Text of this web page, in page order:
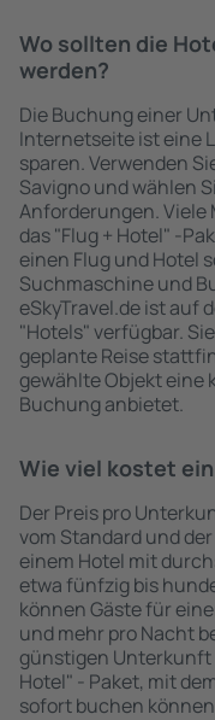
Wo sollten die
werden?
Die Buchung einer
Internetseite ist eine
sparen. Verwenden
Savigno und wählen
Anforderungen.
das "Flug + Hotel" -
einen Flug und Hotel
Suchmaschine und
eSkyTravel.de ist auf
"Hotels" verfügbar.
geplante Reise
gewählte Objekt eine
Buchung anbietet.
Wie viel kostet
Der Preis pro
vom Standard und
einem Hotel mit
etwa fünfzig bis
können Gäste für
und mehr pro Nacht
günstigen Unterkunft
Hotel" - Paket, mit
sofort buchen